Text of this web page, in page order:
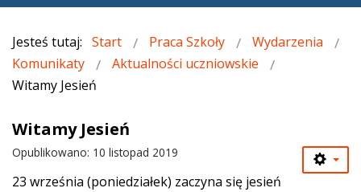
Jesteś tutaj: Start Praca Szkoły
Wydarzenia
Komunikaty
Aktualności uczniowskie
Witamy Jesień
Witamy Jesień
Opublikowano: 10 listopad 2019
23 września (poniedziałek) zaczyna się jesień